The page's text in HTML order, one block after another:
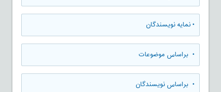
•نمایه نویسندگان
• براساس موضوعات
• براساس نویسندگان